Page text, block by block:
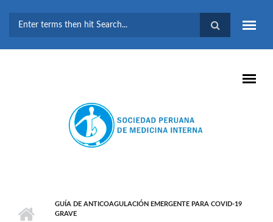
BÚSQUEDA
GUÍA DE ANTICOAGULACIÓN EMERGENTE PARA COVID-19
GRAVE